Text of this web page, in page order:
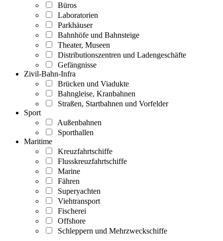
Büros
Laboratorien
Parkhäuser
Bahnhöfe und Bahnsteige
Theater, Museen
Distributionszentren und Ladengeschäfte
Gefängnisse
Zivil-Bahn-Infra
Brücken und Viadukte
Bahngleise, Kranbahnen
Straßen, Startbahnen und Vorfelder
Sport
Außenbahnen
Sporthallen
Maritime
Kreuzfahrtschiffe
Flusskreuzfahrtschiffe
Marine
Fähren
Superyachten
Viehtransport
Fischerei
Offshore
Schleppern und Mehrzweckschiffe